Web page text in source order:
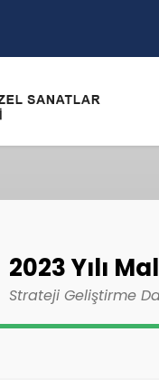
2023 Yılı
Strateji Geliştirme